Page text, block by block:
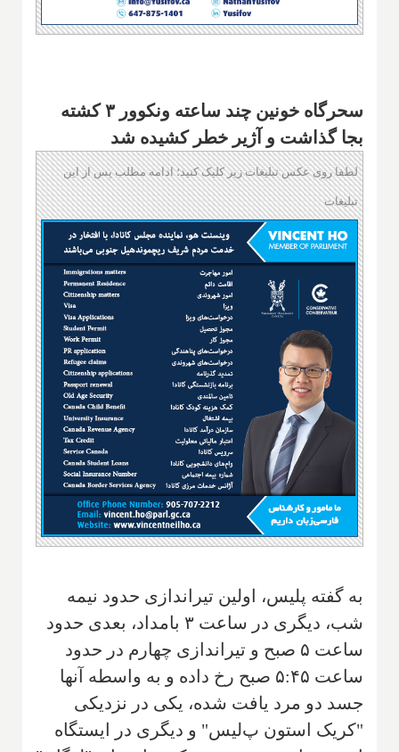
سحرگاه خونین چند ساعته ونکوور ۳ کشته
بجا گذاشت و آژیر خطر کشیده شد
لطفا روی عکس تبلیغات زیر کلیک کنید؛ ادامه مطلب پس از این
تبلیغات
به گفته پلیس، اولین تیراندازی حدود نیمه
شب، دیگری در ساعت ۳ بامداد، بعدی حدود
ساعت ۵ صبح و تیراندازی چهارم در حدود
ساعت ۵:۴۵ صبح رخ داده و به واسطه آنها
جسد دو مرد یافت شده، یکی در نزدیکی
"کریک استون پ‌لیس" و دیگری در ایستگاه